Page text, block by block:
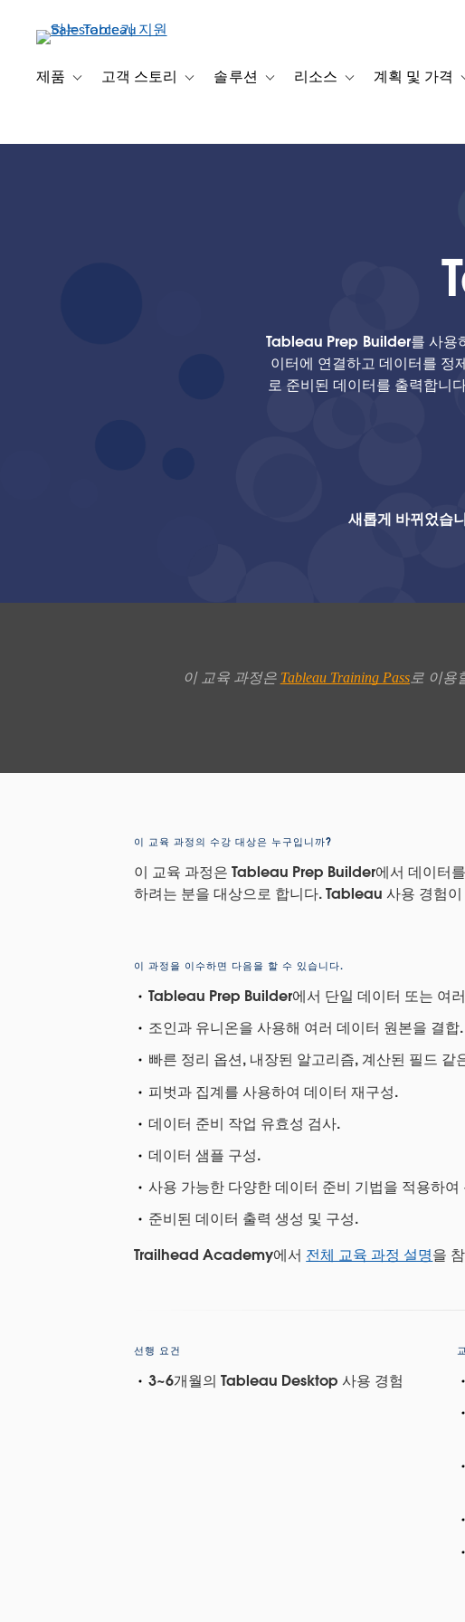
건
제품 Toggle sub-navigation for 제품
고객 스토리 Toggle sub-navigation for 고객 스토리
솔루션 Toggle sub-navigation for 솔루션
리소스 Toggle sub-navigation
계획 및 가격
Tableau Prep Builder를 사용
이터에 연결하고 데이터를
로 준비된 데이터를 출력합니
새롭게 바뀌었습
이 교육 과정은 Tableau Training Pass 로 이용
이 교육 과정의 수강 대상은 누구입니까?
이 교육 과정은 Tableau Prep Builder에서 데이터
하려는 분을 대상으로 합니다. Tableau 사용 경험
이 과정을 이수하면 다음을 할 수 있습니다.
Tableau Prep Builder에서 단일 데이터 또는 여
조인과 유니온을 사용해 여러 데이터 원본을 결합.
빠른 정리 옵션, 내장된 알고리즘, 계산된 필드
피벗과 집계를 사용하여 데이터 재구성.
데이터 준비 작업 유효성 검사.
데이터 샘플 구성.
사용 가능한 다양한 데이터 준비 기법을 적용하
준비된 데이터 출력 생성 및 구성.
Trailhead Academy에서 전체 교육 과정 설명을
선행 요건
3~6개월의 Tableau Desktop 사용 경험